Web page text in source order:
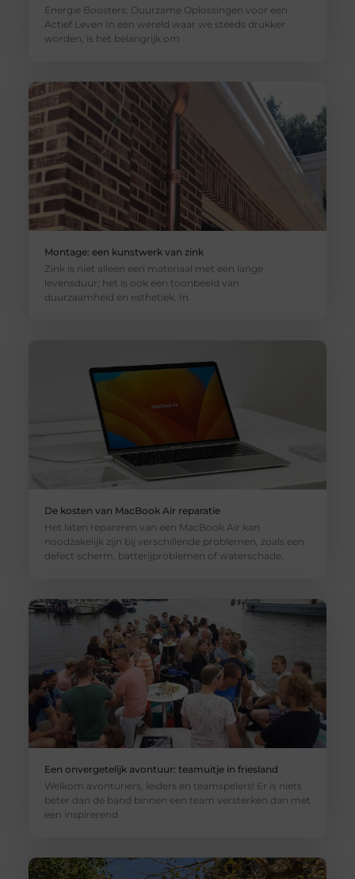
Energie Boosters: Duurzame Oplossingen voor een
Actief Leven In een wereld waar we steeds drukker
worden, is het belangrijk om
Montage: een kunstwerk van zink
Zink is niet alleen een materiaal met een lange
levensduur; het is ook een toonbeeld van
duurzaamheid en esthetiek. In
De kosten van MacBook Air reparatie
Het laten repareren van een MacBook Air kan
noodzakelijk zijn bij verschillende problemen, zoals een
defect scherm, batterijproblemen of waterschade.
Een onvergetelijk avontuur: teamuitje in friesland
Welkom avonturiers, leiders en teamspelers! Er is niets
beter dan de band binnen een team versterken dan met
een inspirerend